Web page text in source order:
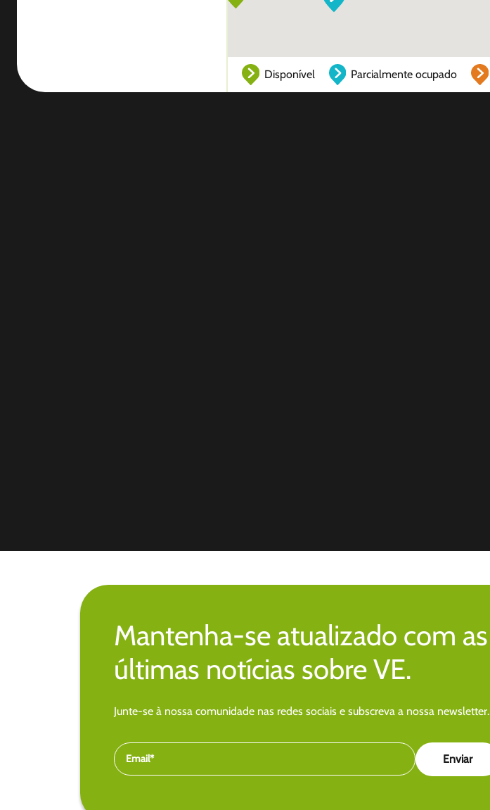
Disponível Parcialmente ocupado
Mantenha-se atualizado com as
últimas notícias sobre VE.
Junte-se à nossa comunidade nas redes sociais e subscreva a nossa newsletter.